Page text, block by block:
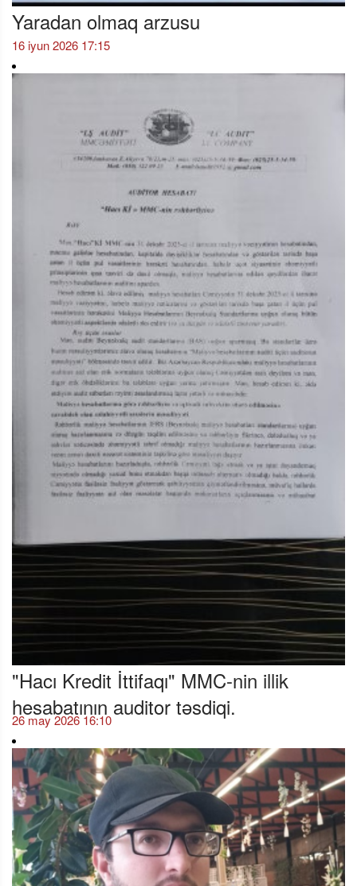
Yaradan olmaq arzusu
16 iyun 2026 17:15
"Hacı Kredit İttifaqı" MMC-nin illik
hesabatının auditor təsdiqi.
26 may 2026 16:10